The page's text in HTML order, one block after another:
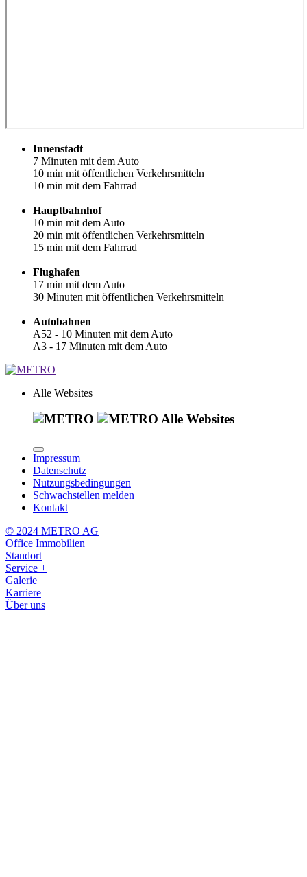
Innenstadt
7 Minuten mit dem Auto
10 min mit öffentlichen Verkehrsmitteln
10 min mit dem Fahrrad
Hauptbahnhof
10 min mit dem Auto
20 min mit öffentlichen Verkehrsmitteln
15 min mit dem Fahrrad
Flughafen
17 min mit dem Auto
30 Minuten mit öffentlichen Verkehrsmitteln
Autobahnen
A52 - 10 Minuten mit dem Auto
A3 - 17 Minuten mit dem Auto
Alle Websites
Alle Websites
Impressum
Datenschutz
Nutzungsbedingungen
Schwachstellen melden
Kontakt
© 2024 METRO AG
Office Immobilien
Standort
Service +
Galerie
Karriere
Über uns